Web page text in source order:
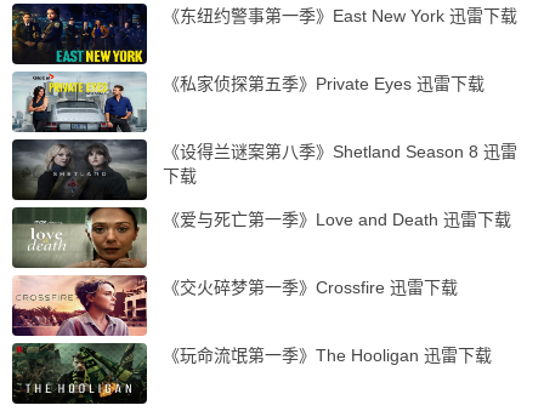
《东纽约警事第一季》East New York 迅雷下载
《私家侦探第五季》Private Eyes 迅雷下载
《设得兰谜案第八季》Shetland Season 8 迅雷
下载
《爱与死亡第一季》Love and Death 迅雷下载
《交火碎梦第一季》Crossfire 迅雷下载
《玩命流氓第一季》The Hooligan 迅雷下载